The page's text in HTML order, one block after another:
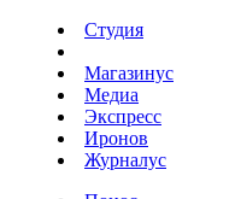
Студия
Магазинус
Медиа
Экспресс
Иронов
Журналус